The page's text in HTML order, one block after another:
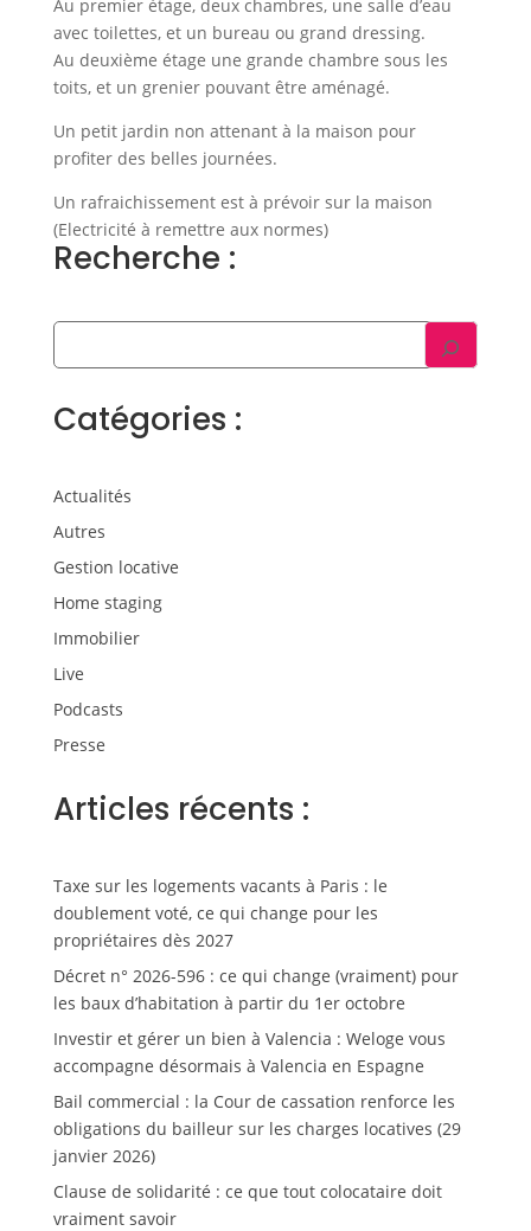
Au premier étage, deux chambres, une salle d’eau
avec toilettes, et un bureau ou grand dressing.
Au deuxième étage une grande chambre sous les
toits, et un grenier pouvant être aménagé.
Un petit jardin non attenant à la maison pour
profiter des belles journées.
Un rafraichissement est à prévoir sur la maison
(Electricité à remettre aux normes)
Recherche :
Catégories :
Actualités
Autres
Gestion locative
Home staging
Immobilier
Live
Podcasts
Presse
Articles récents :
Taxe sur les logements vacants à Paris : le
doublement voté, ce qui change pour les
propriétaires dès 2027
Décret n° 2026-596 : ce qui change (vraiment) pour
les baux d’habitation à partir du 1er octobre
Investir et gérer un bien à Valencia : Weloge vous
accompagne désormais à Valencia en Espagne
Bail commercial : la Cour de cassation renforce les
obligations du bailleur sur les charges locatives (29
janvier 2026)
Clause de solidarité : ce que tout colocataire doit
vraiment savoir